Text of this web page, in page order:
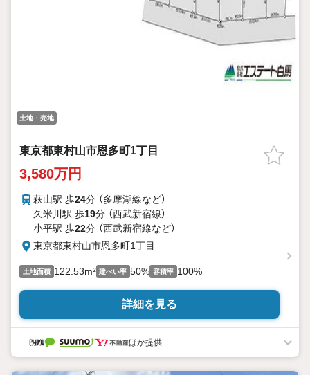
土地・売地
東京都東村山市恩多町1丁目
3,580万円
萩山駅 歩24分 （多摩湖線など）
久米川駅 歩19分 （西武新宿線）
小平駅 歩22分 （西武新宿線など）
東京都東村山市恩多町1丁目
土地面積 122.53m² 建ぺい率 50% 容積率 100%
詳細を見る
ほか提供